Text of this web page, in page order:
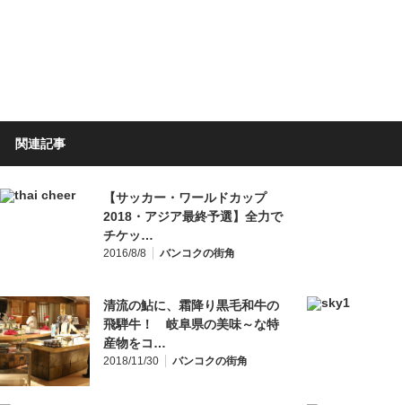
関連記事
【サッカー・ワールドカップ
2018・アジア最終予選】全力で
チケッ…
2016/8/8 バンコクの街角
清流の鮎に、霜降り黒毛和牛の
飛騨牛！ 岐阜県の美味～な特
産物をコ…
2018/11/30 バンコクの街角